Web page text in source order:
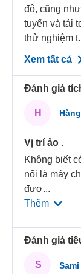
độ, cũng
tuyến và tải
thử nghiệm
Xem tất cả
Đánh giá
H
Vị trí ảo .
Không biết
nối là máy
đượ...
Thêm
Đánh giá
S